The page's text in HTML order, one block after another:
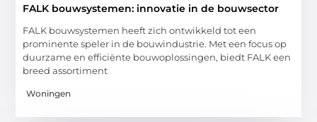
FALK bouwsystemen: innovatie in de bouwsector
FALK bouwsystemen heeft zich ontwikkeld tot een
prominente speler in de bouwindustrie. Met een focus op
duurzame en efficiënte bouwoplossingen, biedt FALK een
breed assortiment
Woningen